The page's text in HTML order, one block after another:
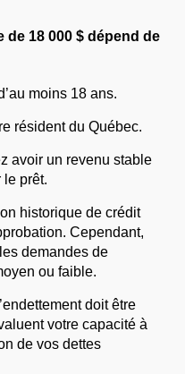
de 18 000 $ dépend de
moins 18 ans.
résident du Québec.
avoir un revenu stable
le prêt.
historique de crédit
Cependant,
demandes de
ou faible.
doit être
votre capacité à
de vos dettes